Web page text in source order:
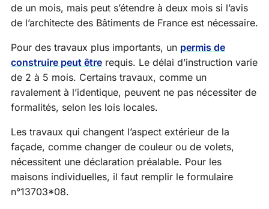
de un mois, mais peut s’étendre à deux mois si l’avis
de l’architecte des Bâtiments de France est nécessaire.
Pour des travaux plus importants, un permis de
construire peut être requis. Le délai d’instruction varie
de 2 à 5 mois. Certains travaux, comme un
ravalement à l’identique, peuvent ne pas nécessiter de
formalités, selon les lois locales.
Les travaux qui changent l’aspect extérieur de la
façade, comme changer de couleur ou de volets,
nécessitent une déclaration préalable. Pour les
maisons individuelles, il faut remplir le formulaire
n°13703*08.